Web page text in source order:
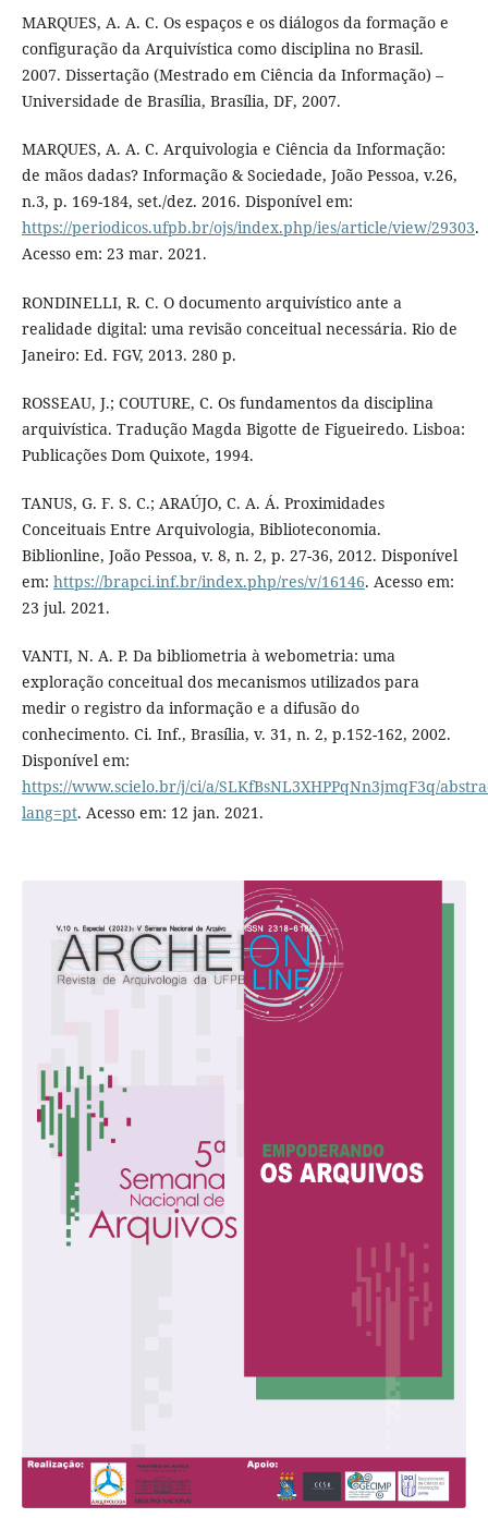
MARQUES, A. A. C. Os espaços e os diálogos da formação e
configuração da Arquivística como disciplina no Brasil.
2007. Dissertação (Mestrado em Ciência da Informação) –
Universidade de Brasília, Brasília, DF, 2007.
MARQUES, A. A. C. Arquivologia e Ciência da Informação:
de mãos dadas? Informação & Sociedade, João Pessoa, v.26,
n.3, p. 169-184, set./dez. 2016. Disponível em:
https://periodicos.ufpb.br/ojs/index.php/ies/article/view/29303.
Acesso em: 23 mar. 2021.
RONDINELLI, R. C. O documento arquivístico ante a
realidade digital: uma revisão conceitual necessária. Rio de
Janeiro: Ed. FGV, 2013. 280 p.
ROSSEAU, J.; COUTURE, C. Os fundamentos da disciplina
arquivística. Tradução Magda Bigotte de Figueiredo. Lisboa:
Publicações Dom Quixote, 1994.
TANUS, G. F. S. C.; ARAÚJO, C. A. Á. Proximidades
Conceituais Entre Arquivologia, Biblioteconomia.
Biblionline, João Pessoa, v. 8, n. 2, p. 27-36, 2012. Disponível
em: https://brapci.inf.br/index.php/res/v/16146. Acesso em:
23 jul. 2021.
VANTI, N. A. P. Da bibliometria à webometria: uma
exploração conceitual dos mecanismos utilizados para
medir o registro da informação e a difusão do
conhecimento. Ci. Inf., Brasília, v. 31, n. 2, p.152-162, 2002.
Disponível em:
https://www.scielo.br/j/ci/a/SLKfBsNL3XHPPqNn3jmqF3q/
lang=pt. Acesso em: 12 jan. 2021.